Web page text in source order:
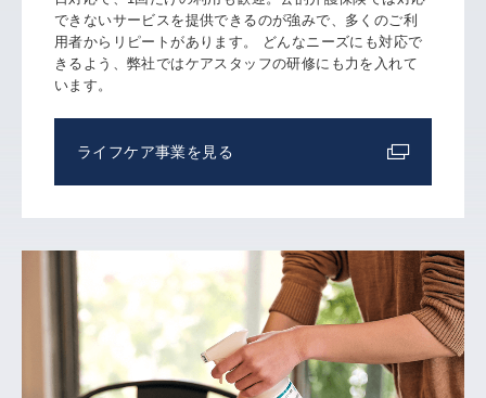
できないサービスを提供できるのが強みで、多くのご利
用者からリピートがあります。 どんなニーズにも対応で
きるよう、弊社ではケアスタッフの研修にも力を入れて
います。
ライフケア事業を見る